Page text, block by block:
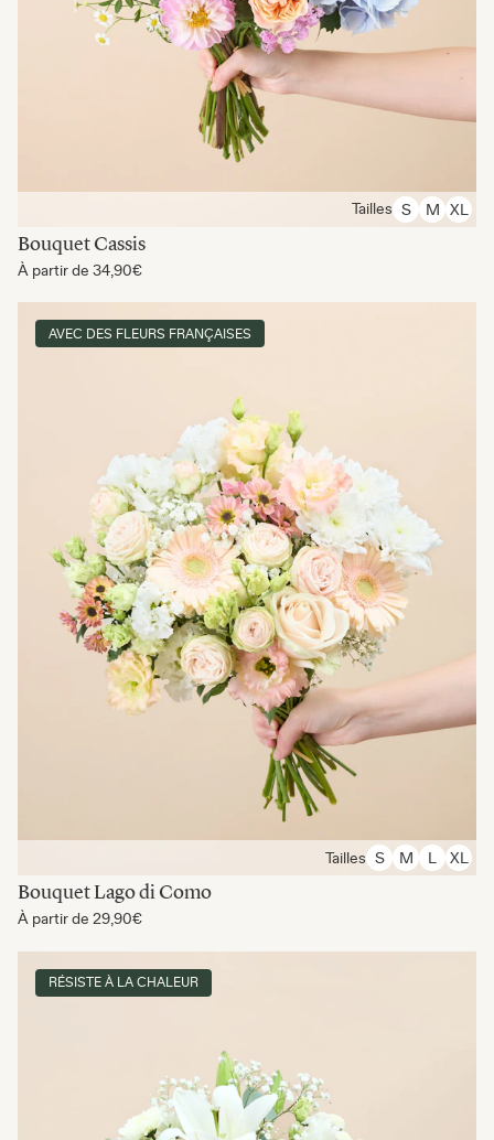
Tailles S M XL
Bouquet Cassis
À partir de 34,90€
AVEC DES FLEURS FRANÇAISES
Tailles S M XL
Bouquet Lago di Como
À partir de 29,90€
RÉSISTE À LA CHALEUR